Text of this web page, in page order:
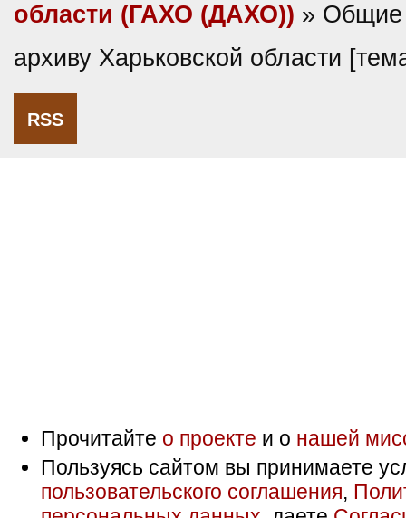
области (ГАХО (ДАХО)) » Общие
архиву Харьковской области
RSS
Прочитайте о проекте и о нашей
Пользуясь сайтом вы принимаете
пользовательского соглашения,